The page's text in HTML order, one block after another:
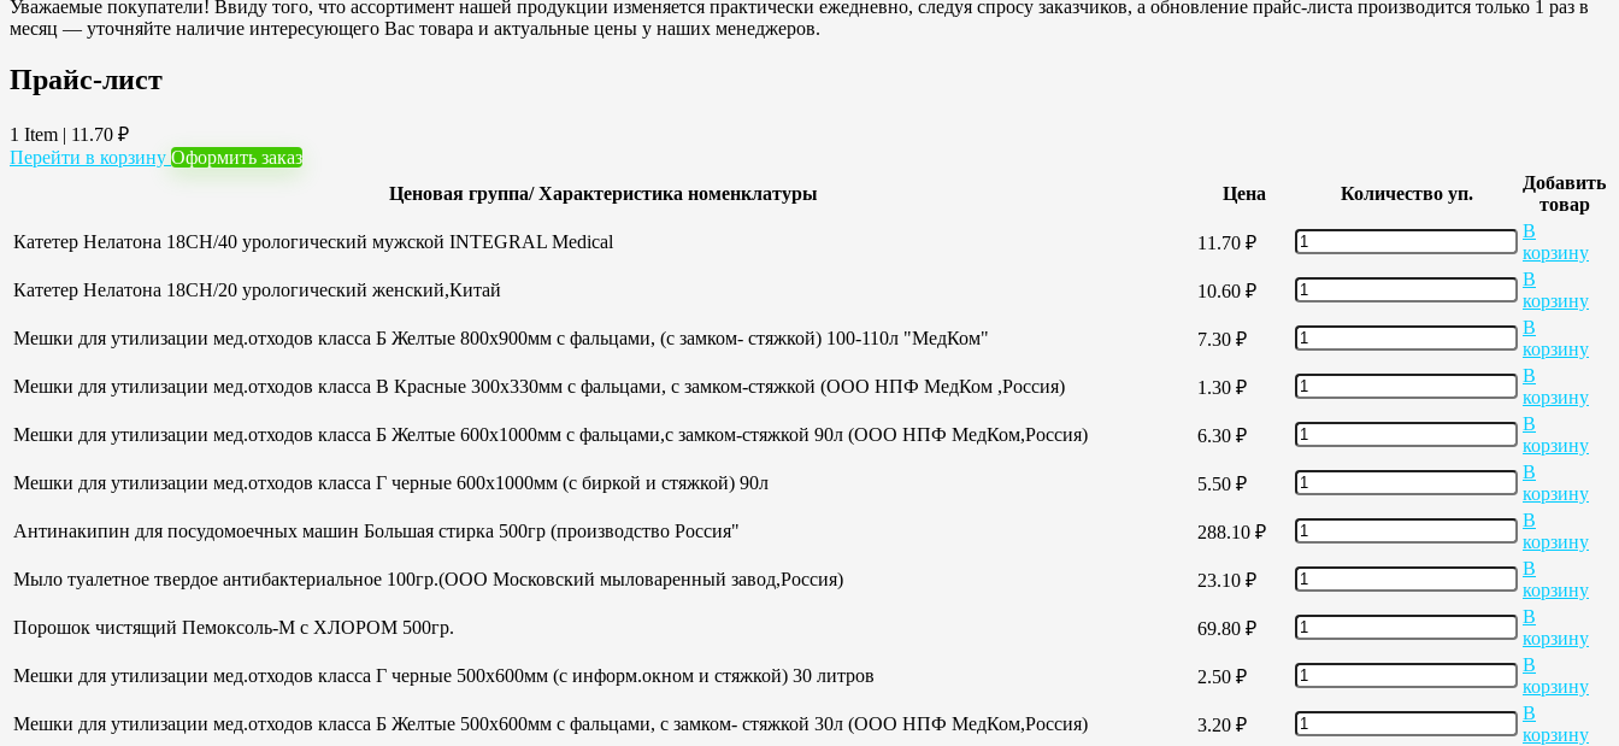
Уважаемые покупатели! Ввиду того, что ассортимент нашей продукции изменяется практически ежедневно, следуя спросу заказчиков, а обновление прайс-листа производится только 1 раз в
месяц — уточняйте наличие интересующего Вас товара и актуальные цены у наших менеджеров.
Прайс-лист
1 Item | 11.70 ₽
Перейти в корзину Оформить заказ
Ценовая группа/ Характеристика номенклатуры
Цена Количество уп.
Добавить
товар
Катетер Нелатона 18CH/40 урологический мужской INTEGRAL Medical
11.70 ₽
В
корзину
Катетер Нелатона 18CH/20 урологический женский,Китай
10.60 ₽
В
корзину
Мешки для утилизации мед.отходов класса Б Желтые 800х900мм с фальцами, (с замком- стяжкой) 100-110л "МедКом"
7.30 ₽
В
корзину
Мешки для утилизации мед.отходов класса В Красные 300х330мм с фальцами, с замком-стяжкой (ООО НПФ МедКом ,Россия)
1.30 ₽
В
корзину
Мешки для утилизации мед.отходов класса Б Желтые 600х1000мм с фальцами,с замком-стяжкой 90л (ООО НПФ МедКом,Россия)
6.30 ₽
В
корзину
Мешки для утилизации мед.отходов класса Г черные 600х1000мм (с биркой и стяжкой) 90л
5.50 ₽
В
корзину
Антинакипин для посудомоечных машин Большая стирка 500гр (производство Россия"
288.10 ₽
В
корзину
Мыло туалетное твердое антибактериальное 100гр.(ООО Московский мыловаренный завод,Россия)
23.10 ₽
В
корзину
Порошок чистящий Пемоксоль-М с ХЛОРОМ 500гр.
69.80 ₽
В
корзину
Мешки для утилизации мед.отходов класса Г черные 500х600мм (с информ.окном и стяжкой) 30 литров
2.50 ₽
В
корзину
Мешки для утилизации мед.отходов класса Б Желтые 500х600мм с фальцами, с замком- стяжкой 30л (ООО НПФ МедКом,Россия)
3.20 ₽
В
корзину